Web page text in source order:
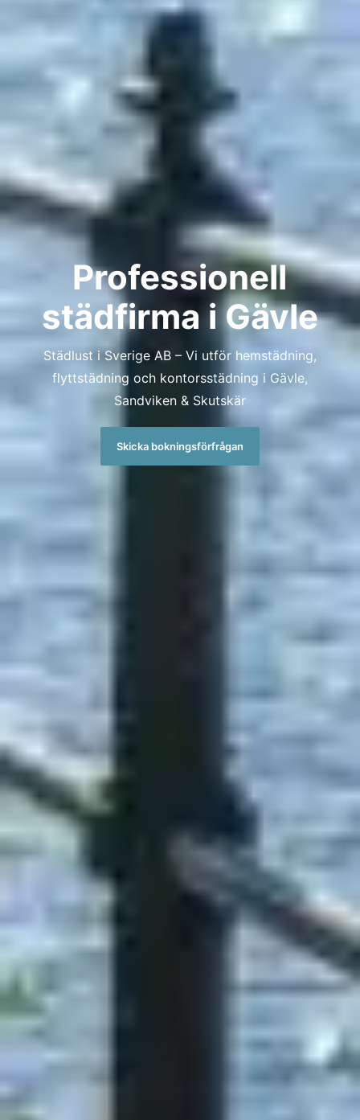
Professionell
städfirma i Gävle
Städlust i Sverige AB – Vi utför hemstädning,
flyttstädning och kontorsstädning i Gävle,
Sandviken & Skutskär
Skicka bokningsförfrågan